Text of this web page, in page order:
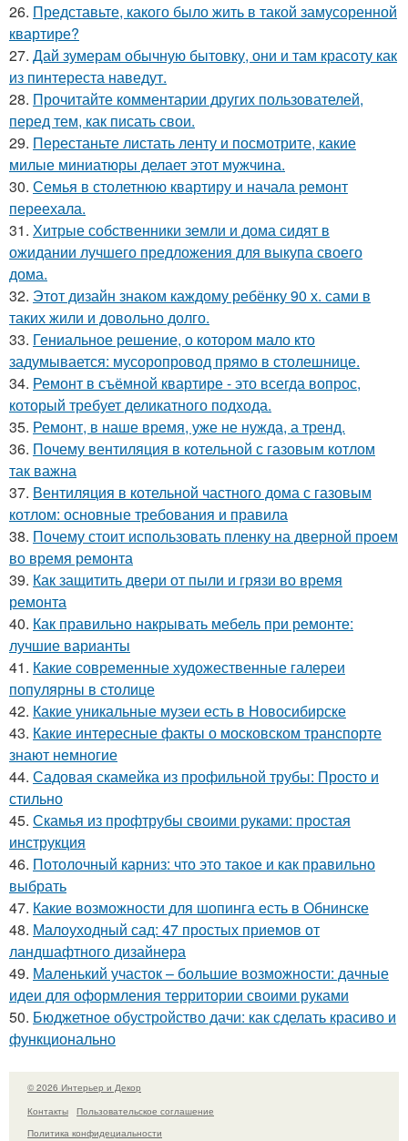
26. Представьте, какого было жить в такой замусоренной
квартире?
27. Дай зумерам обычную бытовку, они и там красоту как
из пинтереста наведут.
28. Прочитайте комментарии других пользователей,
перед тем, как писать свои.
29. Перестаньте листать ленту и посмотрите, какие
милые миниатюры делает этот мужчина.
30. Семья в столетнюю квартиру и начала ремонт
переехала.
31. Хитрые собственники земли и дома сидят в
ожидании лучшего предложения для выкупа своего
дома.
32. Этот дизайн знаком каждому ребёнку 90 х. сами в
таких жили и довольно долго.
33. Гениальное решение, о котором мало кто
задумывается: мусоропровод прямо в столешнице.
34. Ремонт в съёмной квартире - это всегда вопрос,
который требует деликатного подхода.
35. Ремонт, в наше время, уже не нужда, а тренд.
36. Почему вентиляция в котельной с газовым котлом
так важна
37. Вентиляция в котельной частного дома с газовым
котлом: основные требования и правила
38. Почему стоит использовать пленку на дверной проем
во время ремонта
39. Как защитить двери от пыли и грязи во время
ремонта
40. Как правильно накрывать мебель при ремонте:
лучшие варианты
41. Какие современные художественные галереи
популярны в столице
42. Какие уникальные музеи есть в Новосибирске
43. Какие интересные факты о московском транспорте
знают немногие
44. Садовая скамейка из профильной трубы: Просто и
стильно
45. Скамья из профтрубы своими руками: простая
инструкция
46. Потолочный карниз: что это такое и как правильно
выбрать
47. Какие возможности для шопинга есть в Обнинске
48. Малоуходный сад: 47 простых приемов от
ландшафтного дизайнера
49. Маленький участок – большие возможности: дачные
идеи для оформления территории своими руками
50. Бюджетное обустройство дачи: как сделать красиво и
функционально
© 2026 Интерьер и Декор
Контакты
Пользовательское соглашение
Политика конфидециальности